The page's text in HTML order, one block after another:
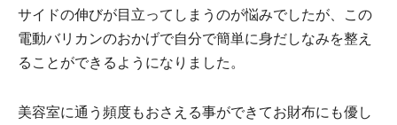
サイドの伸びが目立ってしまうのが悩みでしたが、この
電動バリカンのおかげで自分で簡単に身だしなみを整え
ることができるようになりました。
美容室に通う頻度もおさえる事ができてお財布にも優し